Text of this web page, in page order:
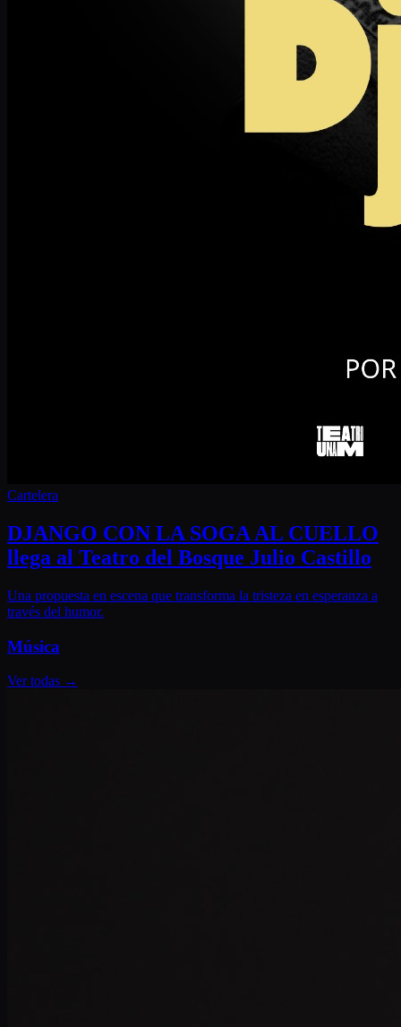
Cartelera
DJANGO CON LA SOGA AL CUELLO
llega al Teatro del Bosque Julio Castillo
Una propuesta en escena que transforma la tristeza en esperanza a
través del humor.
Música
Ver todas →